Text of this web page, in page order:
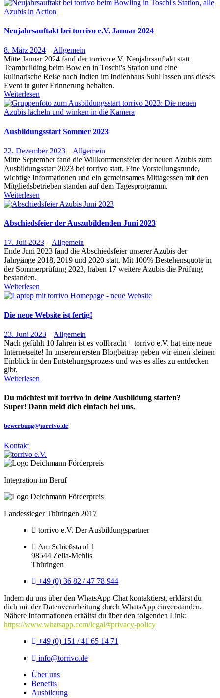
Neujahrsauftakt bei torrivo e.V. Januar 2024
8. März 2024 – Allgemein
Mitte Januar 2024 fand der torrivo e.V. Neujahrsauftakt statt.
Teambuilding beim Bowlen in Toschi's Station und eine
kulinarische Reise nach Indien im Indienhaus Suhl lassen uns dieses
Event in guter Erinnerung behalten.
Weiterlesen
Ausbildungsstart Sommer 2023
22. Dezember 2023 – Allgemein
Mitte September fand die Willkommensfeier der neuen Azubis zum
Ausbildungsstart 2023 bei torrivo statt. Eine Vorstellungsrunde,
wichtige Informationen und ein gemeinsames Mittagessen mit den
Mitgliedsbetrieben standen auf dem Tagesprogramm.
Weiterlesen
Abschiedsfeier der Auszubildenden Juni 2023
17. Juli 2023 –Allgemein
Ende Juni 2023 fand die Abschiedsfeier unserer Azubis der
Jahrgänge 2018, 2019 und 2020 statt. Mit 100% Bestehensquote in
der Sommerprüfung 2023, haben 17 weitere Azubis die Prüfung
bestanden.
Weiterlesen
Die neue Website ist fertig!
23. Juni 2023 – Allgemein
Nach gefühlt 10 Jahren ist es vollbracht – torrivo e.V. hat eine neue
Internetseite! In unserem ersten Blogbeitrag geben wir einen kleinen
Einblick in den Entstehungs­prozess und was es alles zu entdecken
gibt.
Weiterlesen
Du möchtest mit torrivo in deine Ausbildung starten?
Super! Dann meld dich einfach bei uns.
bewerbung@torrivo.de
Kontakt
Integration im Beruf
Landessieger Thüringen 2017
torrivo e.V. Der Ausbildungspartner
Am Schießstand 1
98544 Zella-Mehlis
Thüringen
+49 (0) 36 82 / 47 78 944
Indem du uns über den WhatsApp-Chat kontaktierst, erklärst du
dich mit der Datenverarbeitung durch WhatsApp einverstanden.
Nähere Informationen erhältst du über den folgenden Link:
https://www.whatsapp.com/legal/#privacy-policy
+49 (0) 151 / 41 65 14 71
info@torrivo.de
Über uns
Benefits
Ausbildung